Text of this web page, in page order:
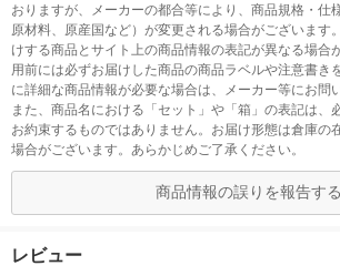
おりますが、メーカーの都合等により、商品規格・仕
原材料、原産国など）が変更される場合がございます
けする商品とサイト上の商品情報の表記が異なる場合
用前には必ずお届けした商品の商品ラベルや注意書き
に詳細な商品情報が必要な場合は、メーカー等にお問
また、商品名における「セット」や「箱」の表記は、
お約束するものではありません。お届け形態は倉庫の
場合がございます。あらかじめご了承ください。
商品情報の誤りを報告する
レビュー